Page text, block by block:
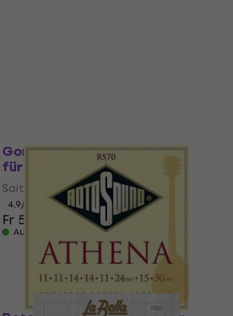
Gorstrings D8P-1656 Saiten
für Gitarre
Saiten für Gitarre
4,9/5
Fr 5.59 Fr 6.35
Auf Lager